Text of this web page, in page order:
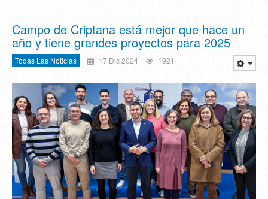
Campo de Criptana está mejor que hace un
año y tiene grandes proyectos para 2025
Todas Las Noticias 17 Dic 2024 1921